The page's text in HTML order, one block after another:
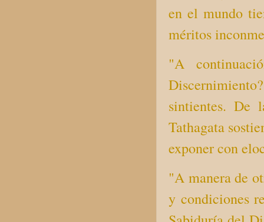
en el mundo
méritos
"A
sintientes. De
Tathagata
exponer con
"A manera de
y condiciones